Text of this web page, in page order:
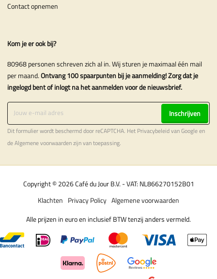
Contact opnemen
Kom je er ook bij?
80968 personen schreven zich al in. Wij sturen je maximaal één mail
per maand.Ontvang 100 spaarpunten bij je aanmelding! Zorg dat je
ingelogd bent of inlogt na het aanmelden voor de nieuwsbrief.
Inschrijven
Dit formulier wordt beschermd door reCAPTCHA. Het Privacybeleidvan Google en
deAlgemene voorwaardenzijn van toepassing.
Copyright © 2026 Café du Jour B.V. - VAT: NL866270152B01
Algemene voorwaarden
Privacy Policy
Klachten
Alle prijzen in euro en inclusief BTW tenzij anders vermeld.